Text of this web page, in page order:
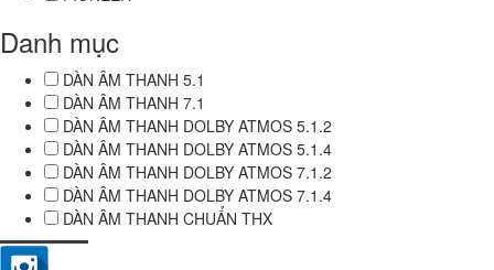
Danh mục
DÀN ÂM THANH 5.1
DÀN ÂM THANH 7.1
DÀN ÂM THANH DOLBY ATMOS 5.1.2
DÀN ÂM THANH DOLBY ATMOS 5.1.4
DÀN ÂM THANH DOLBY ATMOS 7.1.2
DÀN ÂM THANH DOLBY ATMOS 7.1.4
DÀN ÂM THANH CHUẨN THX